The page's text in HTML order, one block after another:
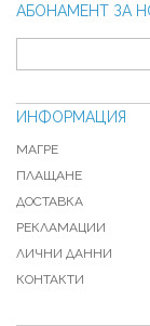
АБОНАМЕНТ ЗА
ИНФОРМАЦИЯ
МАГРЕ
ПЛАЩАНЕ
ДОСТАВКА
РЕКЛАМАЦИИ
ЛИЧНИ ДАННИ
КОНТАКТИ